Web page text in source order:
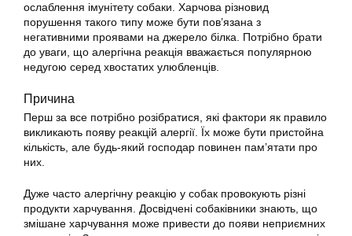
ослаблення імунітету собаки. Харчова різновид
порушення такого типу може бути пов’язана з
негативними проявами на джерело білка. Потрібно брати
до уваги, що алергічна реакція вважається популярною
недугою серед хвостатих улюбленців.
Причина
Перш за все потрібно розібратися, які фактори як правило
викликають появу реакцій алергії. Їх може бути пристойна
кількість, але будь-який господар повинен пам’ятати про
них.
Дуже часто алергічну реакцію у собак провокують різні
продукти харчування. Досвідчені собаківники знають, що
змішане харчування може привести до появи неприємних